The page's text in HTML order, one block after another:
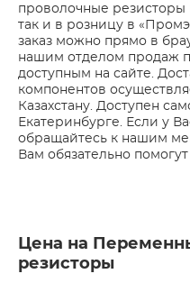
проволочные резисторы
так и в розницу в
заказ можно прямо в
нашим отделом продаж
доступным на сайте.
компонентов
Казахстану. Доступен
Екатеринбурге. Если у
обращайтесь к нашим
Вам обязательно
Цена на
резисторы